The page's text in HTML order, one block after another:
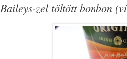
Baileys-zel töltött bonbon